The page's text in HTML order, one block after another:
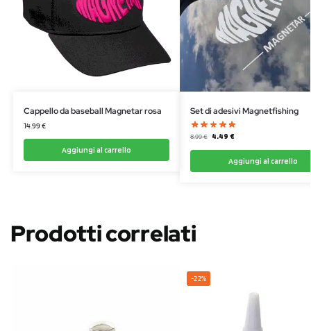
Cappello da baseball Magnetar rosa
14.99 €
Aggiungi al carrello
Set di adesivi Magnetfishing
8.99€ 4.49 €
Aggiungi al carrello
Prodotti correlati
-22%